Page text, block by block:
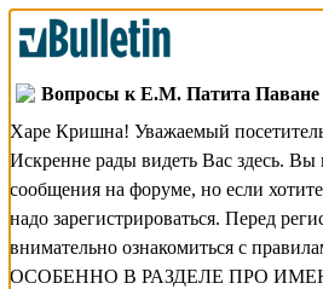
Вопросы к Е.М. Патита Паване
Харе Кришна! Уважаемый
Искренне рады видеть Вас здесь. Вы
сообщения на форуме, но если
надо зарегистрироваться. Перед
внимательно ознакомиться с
ОСОБЕННО В РАЗДЕЛЕ ПРО